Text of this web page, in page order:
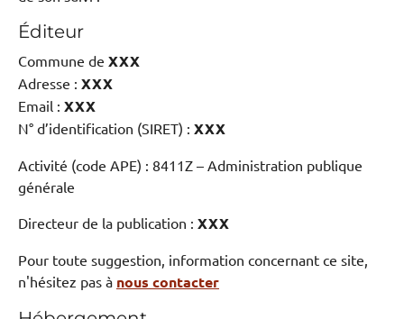
Éditeur
Commune de XXX
Adresse : XXX
Email : XXX
N° d’identification (SIRET) : XXX
Activité (code APE) : 8411Z – Administration publique
générale
Directeur de la publication : XXX
Pour toute suggestion, information concernant ce site,
n'hésitez pas à nous contacter